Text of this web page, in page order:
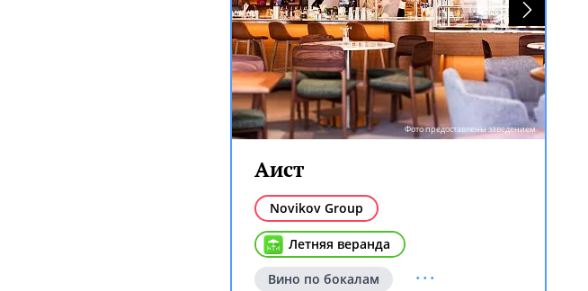
Фото предоставлены заведением
Аист
Novikov Group
Летняя веранда
Вино по бокалам ...